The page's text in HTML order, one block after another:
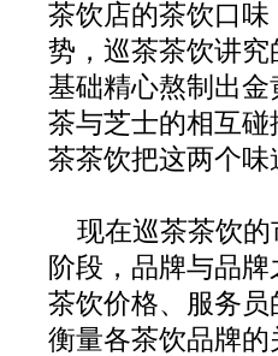
茶饮店的茶饮口
势，巡茶茶饮讲
基础精心熬制出
茶与芝士的相互
茶茶饮把这两个味
现在巡茶茶饮的
阶段，品牌与品
茶饮价格、服务
衡量各茶饮品牌